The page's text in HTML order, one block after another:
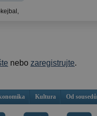
nebo zaregistrujte.
Kultura Od sousedů